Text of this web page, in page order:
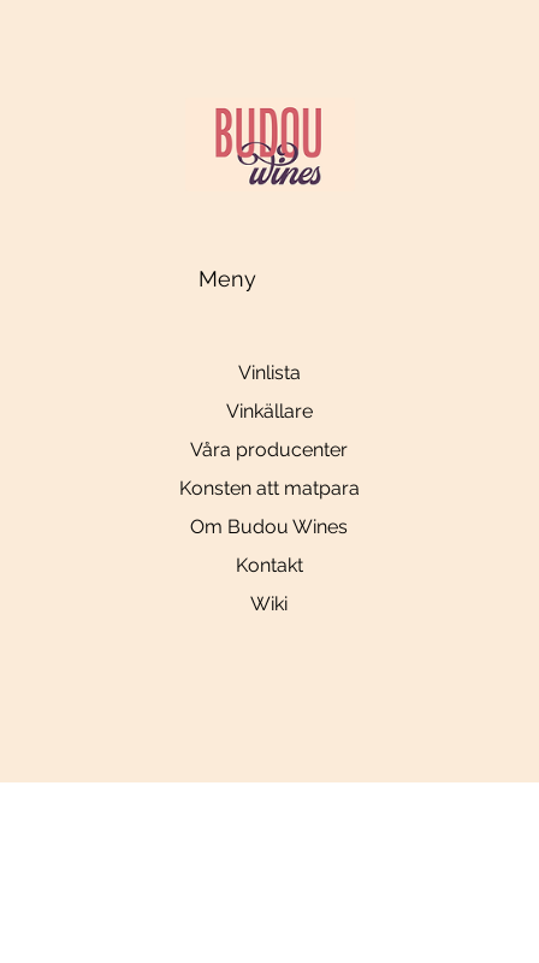
Vinlista
Vinkällare
Våra producenter
Konsten att matpara
Om Budou Wines
Kontakt
Wiki
Meny